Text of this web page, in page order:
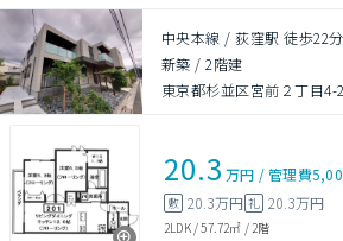
中央本線 / 荻窪駅 徒歩22分
新築 /2階建
東京都杉並区宮前２丁目4-2
20.3 万円 /管理費
敷 20.3万円 礼 20.3万円
2LDK/57.72㎡ / 2階